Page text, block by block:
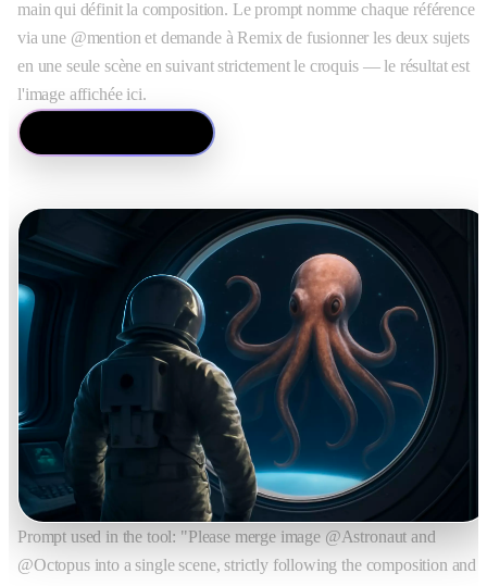
main qui définit la composition. Le prompt nomme chaque référence
via une @mention et demande à Remix de fusionner les deux sujets
en une seule scène en suivant strictement le croquis — le résultat est
l'image affichée ici.
Prompt used in the tool: "Please merge image @Astronaut and
@Octopus into a single scene, strictly following the composition and